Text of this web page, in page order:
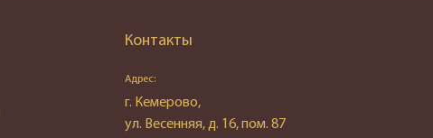
Контакты
Адрес:
г. Кемерово,
ул. Весенняя, д. 16, пом. 87